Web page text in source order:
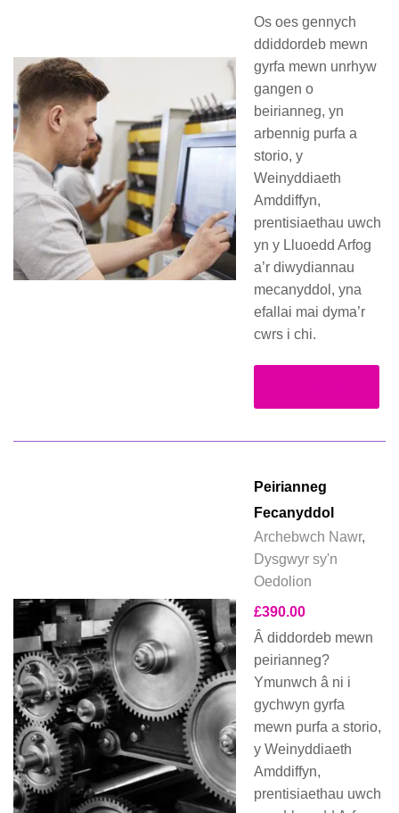
Os oes gennych
ddiddordeb mewn
gyrfa mewn unrhyw
gangen o
beirianneg, yn
arbennig purfa a
storio, y
Weinyddiaeth
Amddiffyn,
prentisiaethau uwch
yn y Lluoedd Arfog
a’r diwydiannau
mecanyddol, yna
efallai mai dyma’r
cwrs i chi.
Peirianneg
Fecanyddol
Archebwch Nawr,
Dysgwyr sy'n
Oedolion
£390.00
Â diddordeb mewn
peirianneg?
Ymunwch â ni i
gychwyn gyrfa
mewn purfa a storio,
y Weinyddiaeth
Amddiffyn,
prentisiaethau uwch